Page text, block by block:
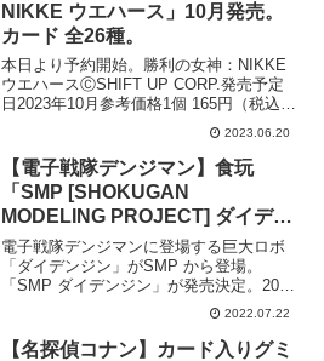
NIKKE ウエハース」10月発売。
カード 全26種。
本日より予約開始。勝利の女神：NIKKE
ウエハースⒸSHIFT UP CORP.発売予定
日2023年10月参考価格1個 165円（税込）
1BOX （20個入） 3,300円（税込）ライ
ンナップカード 全26種メーカーバンダイ
プレミアムバン...
2023.06.20
【電子戦隊デンジマン】食玩
「SMP [SHOKUGAN
MODELING PROJECT] ダイデン
ジン」が2022年12月発売
電子戦隊デンジマンに登場する巨大ロボ
「ダイデンジン」がSMP から登場。
「SMP ダイデンジン」が発売決定。2022
年12月発売。現在予約受付中です。SMP
ダイデンジン6,600円（税込）2022年12月
発売予定バンダイAmazonで「S...
2022.07.22
【名探偵コナン】カード入りグミ